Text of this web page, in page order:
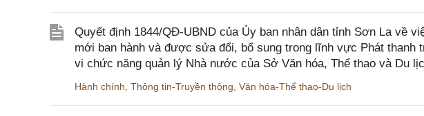
Quyết định 1844/QĐ-UBND của Ủy ban nhân dân tỉnh Sơn La về
mới ban hành và được sửa đổi, bổ sung trong lĩnh vực Phát thanh
vi chức năng quản lý Nhà nước của Sở Văn hóa, Thể thao và Du
Hành chính Thông tin-Truyền thông Văn hóa-Thể thao-Du lịch